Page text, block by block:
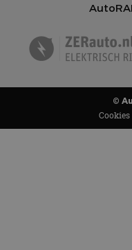
©
Cookies